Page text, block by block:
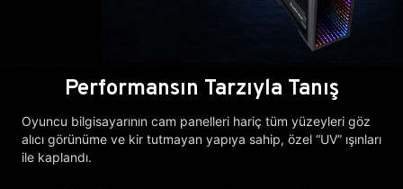
Performansın Tarzıyla Tanış
Oyuncu bilgisayarının cam panelleri hariç tüm yüzeyleri göz
alıcı görünüme ve kir tutmayan yapıya sahip, özel “UV” ışınları
ile kaplandı.